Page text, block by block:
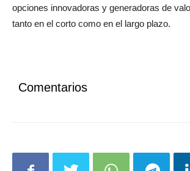
opciones innovadoras y generadoras de
tanto en el corto como en el largo plazo.
Comentarios